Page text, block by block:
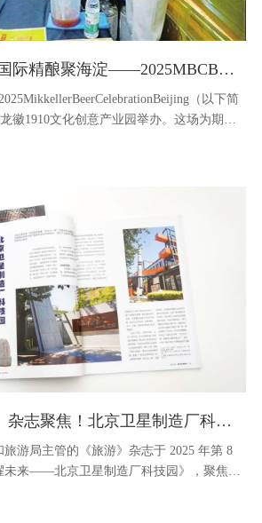
百年龙徽承古韵 国际精酿聚海淀——2025MBCB啤酒节打造海淀秋日文化消费新热点
（以下简
徽1910文化创意产业园举办。这场为期两
舌尖上的盛宴，更是一场融合啤酒、运
市文旅局《旅游》杂志聚焦！北京卫星制造厂科技园：传承航天精神，点亮工业旅游新坐标
游局主管的《旅游》杂志于 2025 年第 8
未来——北京卫星制造厂科技园》，聚焦由
改造的北京卫星制造厂科技园，深度挖掘